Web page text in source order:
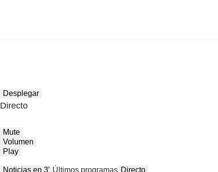
Desplegar
Directo
Mute
Volumen
Play
Noticias en 3′ Últimos programas Directo